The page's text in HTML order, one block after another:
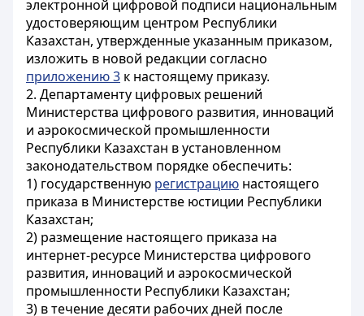
электронной цифровой подписи национальным
удостоверяющим центром Республики
Казахстан, утвержденные указанным приказом,
изложить в новой редакции согласно
приложению 3 к настоящему приказу.
2. Департаменту цифровых решений
Министерства цифрового развития, инноваций
и аэрокосмической промышленности
Республики Казахстан в установленном
законодательством порядке обеспечить:
1) государственную регистрацию настоящего
приказа в Министерстве юстиции Республики
Казахстан;
2) размещение настоящего приказа на
интернет-ресурсе Министерства цифрового
развития, инноваций и аэрокосмической
промышленности Республики Казахстан;
3) в течение десяти рабочих дней после